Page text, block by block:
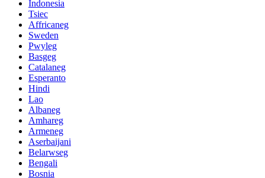
Indonesia
Tsiec
Affricaneg
Sweden
Pwyleg
Basgeg
Catalaneg
Esperanto
Hindi
Lao
Albaneg
Amhareg
Armeneg
Aserbaijani
Belarwseg
Bengali
Bosnia